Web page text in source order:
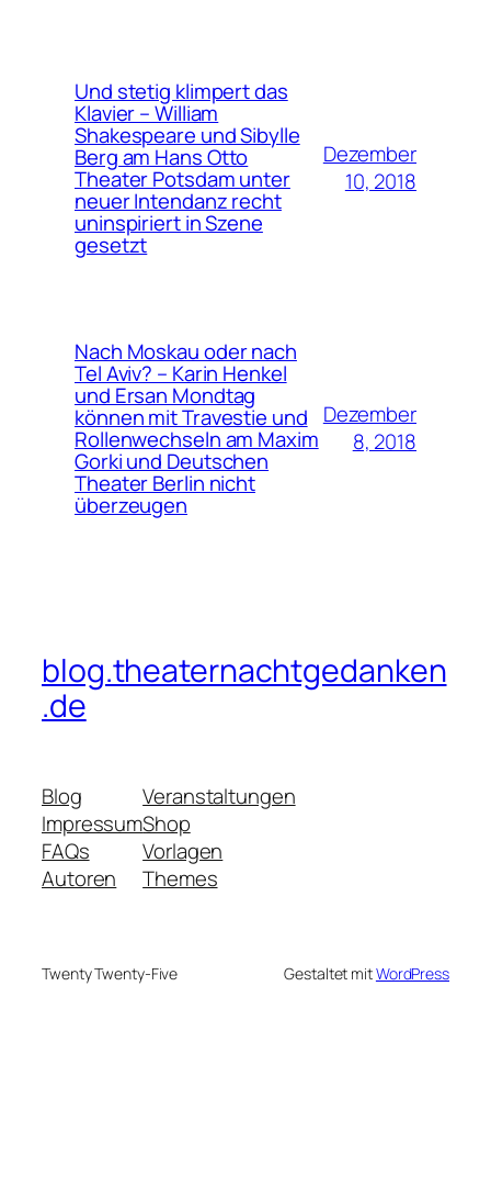
Und stetig klimpert das
Klavier – William
Shakespeare und Sibylle
Berg am Hans Otto
Theater Potsdam unter
neuer Intendanz recht
uninspiriert in Szene
gesetzt
Dezember
10, 2018
Nach Moskau oder nach
Tel Aviv? – Karin Henkel
und Ersan Mondtag
können mit Travestie und
Rollenwechseln am Maxim
Gorki und Deutschen
Theater Berlin nicht
überzeugen
Dezember
8, 2018
blog.theaternachtgedanken
.de
Blog
Impressum
FAQs
Autoren
Veranstaltungen
Shop
Vorlagen
Themes
Twenty Twenty-Five Gestaltet mitWordPress